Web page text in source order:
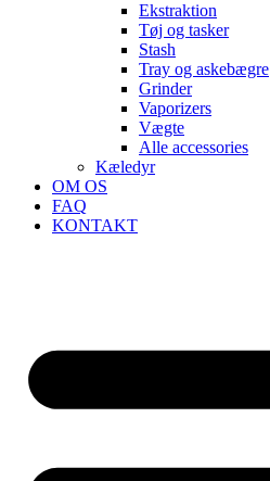
Ekstraktion
Tøj og tasker
Stash
Tray og askebægre
Grinder
Vaporizers
Vægte
Alle accessories
Kæledyr
OM OS
FAQ
KONTAKT